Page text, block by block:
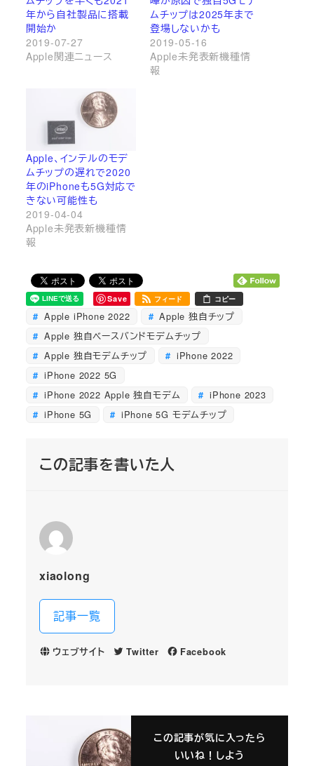
年から自社製品に搭載
開始か
2019-07-27
Apple関連ニュース
ムチップは2025年まで
登場しないかも
2019-05-16
Apple未発表新機種情
報
Apple、インテルのモデ
ムチップの遅れで2020
年のiPhoneも5G対応で
きない可能性も
2019-04-04
Apple未発表新機種情
報
Save フィード コピー
Apple iPhone 2022
Apple 独自チップ
Apple 独自ベースバンドモデムチップ
Apple 独自モデムチップ
iPhone 2022
iPhone 2022 5G
iPhone 2022 Apple 独自モデム
iPhone 2023
iPhone 5G
iPhone 5G モデムチップ
この記事を書いた人
xiaolong
記事一覧
ウェブサイト Twitter Facebook
この記事が気に入ったら
いいね！しよう